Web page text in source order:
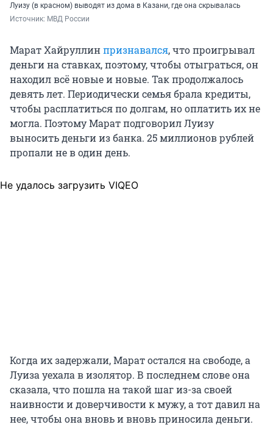
Луизу (в красном) выводят из дома в Казани, где она скрывалась
Источник: МВД России
Марат Хайруллинпризнавался, что проигрывал
деньги на ставках, поэтому, чтобы отыграться, он
находил всё новые и новые. Так продолжалось
девять лет. Периодически семья брала кредиты,
чтобы расплатиться по долгам, но оплатить их не
могла. Поэтому Марат подговорил Луизу
выносить деньги из банка. 25 миллионов рублей
пропали не в один день.
Не удалось загрузить VIQEO
Когда их задержали, Марат остался на свободе, а
Луиза уехала в изолятор. В последнем слове она
сказала, что пошла на такой шаг из-за своей
наивности и доверчивости к мужу, а тот давил на
нее, чтобы она вновь и вновь приносила деньги.